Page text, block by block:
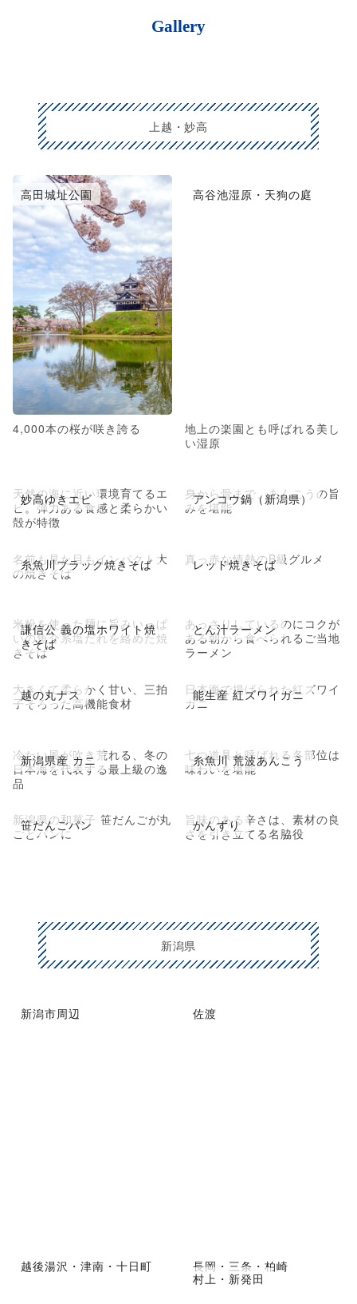
Gallery
上越・妙高
高田城址公園
4,000本の桜が咲き誇る
高谷池湿原・天狗の庭
地上の楽園とも呼ばれる美し
い湿原
妙高ゆきエビ
天然の海に近い環境育てるエ
ビ。弾力ある食感と柔らかい
殻が特徴
アンコウ鍋（新潟県）
身から骨まで、あんこうの旨
みを堪能
糸魚川ブラック焼きそば
名前も見た目もインパクト大
の焼きそば
レッド焼きそば
真っ赤な情熱のB級グルメ
謙信公 義の塩ホワイト焼
きそば
米粉を使った麺に旨みいっぱ
いの魚介系塩だれを絡めた焼
きそば
とん汁ラーメン
あっさりしているのにコクが
ある朝から食べられるご当地
ラーメン
越の丸ナス
大きくて柔らかく甘い、三拍
子そろった高機能食材
能生産 紅ズワイガニ
日本海で揚げられた紅ズワイ
ガニ
新潟県産 カニ
冷たい風が吹き荒れる、冬の
日本海を代表する最上級の逸
品
糸魚川 荒波あんこう
七つ道具と呼ばれる各部位は
味わいを堪能
笹だんごパン
新潟県の和菓子 笹だんごが丸
ごとパンに
かんずり
旨味のある辛さは、素材の良
さを引き立てる名脇役
新潟県
新潟市周辺 佐渡
越後湯沢・津南・十日町
長岡・三条・柏崎
村上・新発田